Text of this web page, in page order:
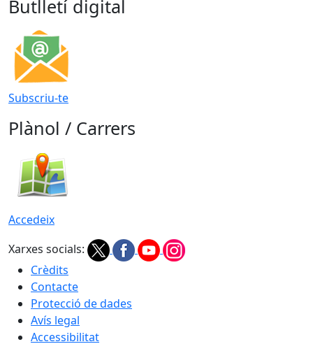
Butlletí digital
Subscriu-te
Plànol / Carrers
Accedeix
Xarxes socials:
Crèdits
Contacte
Protecció de dades
Avís legal
Accessibilitat